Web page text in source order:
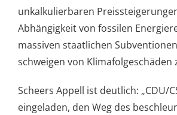
unkalkulierbaren
Abhängigkeit von fossilen
massiven staatlichen
schweigen von Klimafolgeschäden
Scheers Appell ist deutlich: „CDU/
eingeladen, den Weg des